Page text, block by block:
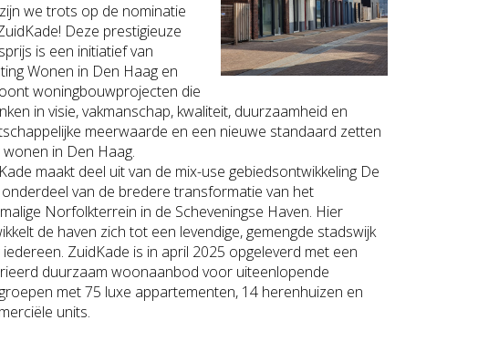
we trots op de nominatie
Deze prestigieuze
is een initiatief van
Wonen in Den Haag en
woningbouwprojecten die
in visie, vakmanschap, kwaliteit, duurzaamheid en
meerwaarde en een nieuwe standaard zetten
in Den Haag.
maakt deel uit van de mix-use gebiedsontwikkeling De
van de bredere transformatie van het
Norfolkterrein in de Scheveningse Haven. Hier
de haven zich tot een levendige, gemengde stadswijk
ZuidKade is in april 2025 opgeleverd met een
duurzaam woonaanbod voor uiteenlopende
met 75 luxe appartementen, 14 herenhuizen en
units.